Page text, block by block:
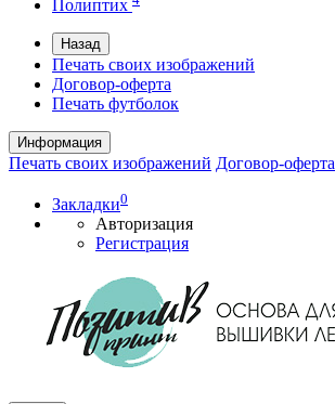
Полиптих
Назад
Печать своих изображений
Договор-оферта
Печать футболок
Информация
Печать своих изображений Договор-оферта
Закладки0
Авторизация
Регистрация